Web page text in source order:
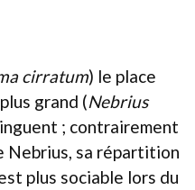
cirratum) le place
grand (Nebrius
; contrairement
Nebrius, sa répartition
plus sociable lors du